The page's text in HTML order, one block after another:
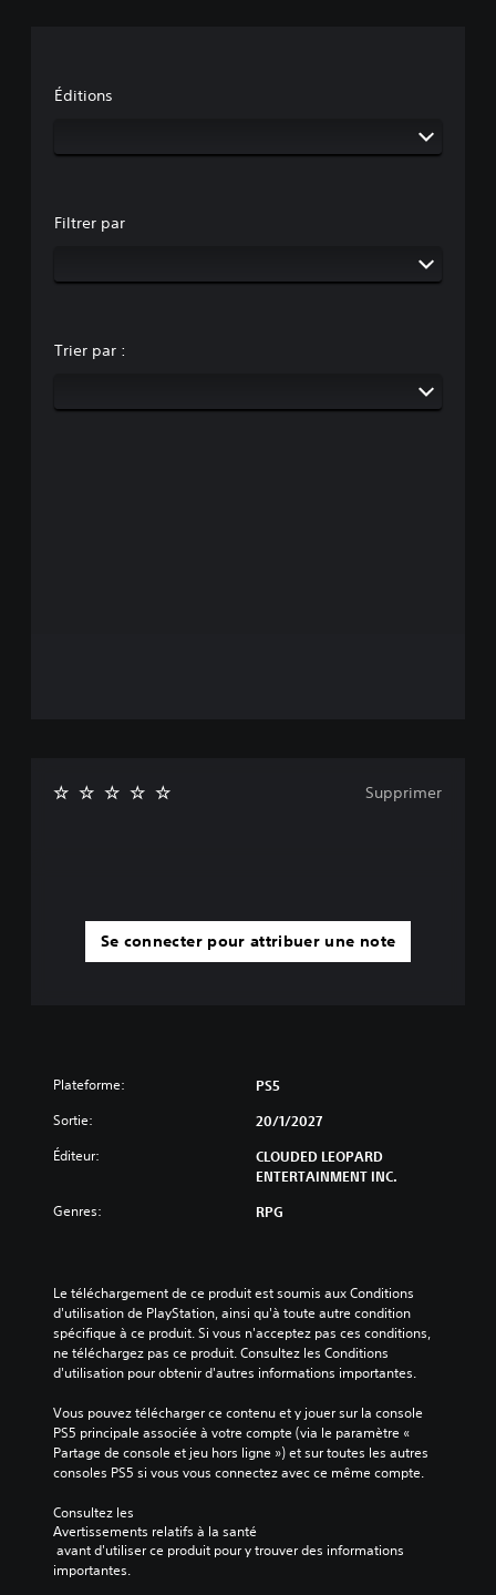
Éditions
Filtrer par
Trier par :
Se connecter pour attribuer une note
Supprimer
Plateforme: PS5
Sortie: 20/1/2027
Éditeur:
CLOUDED LEOPARD
ENTERTAINMENT INC.
Genres: RPG
Le téléchargement de ce produit est soumis aux Conditions
d'utilisation de PlayStation, ainsi qu'à toute autre condition
spécifique à ce produit. Si vous n'acceptez pas ces conditions,
ne téléchargez pas ce produit. Consultez les Conditions
d'utilisation pour obtenir d'autres informations importantes.
Vous pouvez télécharger ce contenu et y jouer sur la console
PS5 principale associée à votre compte (via le paramètre «
Partage de console et jeu hors ligne ») et sur toutes les autres
consoles PS5 si vous vous connectez avec ce même compte.
Consultez les
Avertissements relatifs à la santé
importantes.